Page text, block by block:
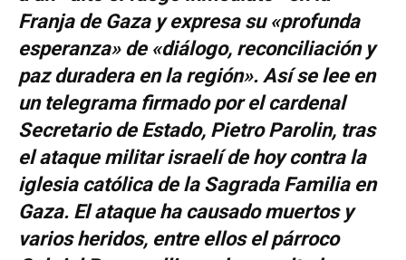
Franja de Gaza y expresa su «profunda
esperanza» de «diálogo, reconciliación y
paz duradera en la región». Así se lee en
un telegrama firmado por el cardenal
Secretario de Estado, Pietro Parolin, tras
el ataque militar israelí de hoy contra la
iglesia católica de la Sagrada Familia en
Gaza. El ataque ha causado muertos y
varios heridos, entre ellos el párroco